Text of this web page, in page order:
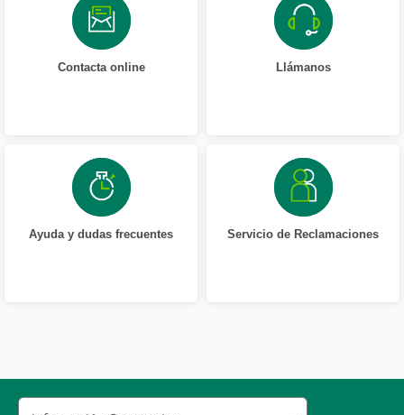
Contacta online Llámanos
Ayuda y dudas frecuentes Servicio de Reclamaciones